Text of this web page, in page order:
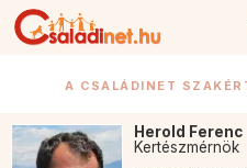
A CSALÁDINET
Herold Ferenc
Kertészmérnök